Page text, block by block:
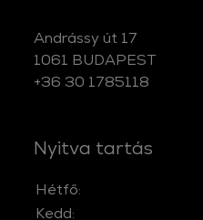
Andrássy út 17
1061 BUDAPEST
+36 30 1785118
Nyitva tartás
Hétfő:
Kedd: